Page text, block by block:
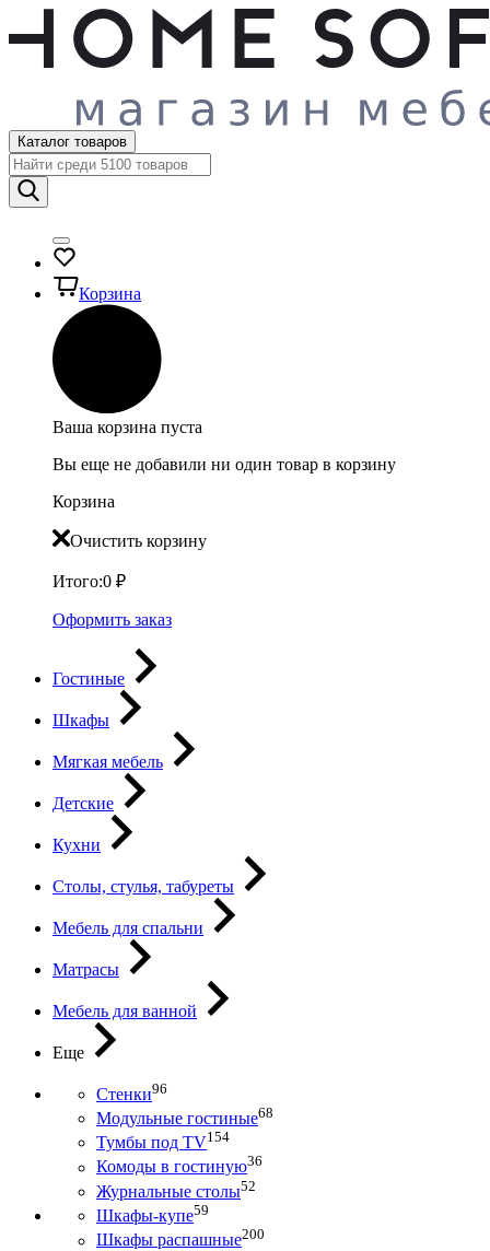
Каталог товаров
Корзина
Ваша корзина пуста
Вы еще не добавили ни один товар в корзину
Корзина
Очистить корзину
Итого:0 ₽
Оформить заказ
Гостиные
Шкафы
Мягкая мебель
Детские
Кухни
Столы, стулья, табуреты
Мебель для спальни
Матрасы
Мебель для ванной
Еще
Стенки96
Модульные гостиные68
Тумбы под ТV154
Комоды в гостиную36
Журнальные столы52
Шкафы-купе59
Шкафы распашные200